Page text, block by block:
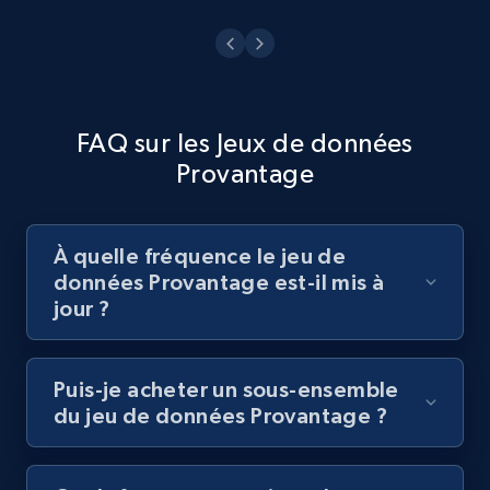
FAQ sur les Jeux de données
Provantage
À quelle fréquence le jeu de
données Provantage est-il mis à
jour ?
Puis-je acheter un sous-ensemble
du jeu de données Provantage ?